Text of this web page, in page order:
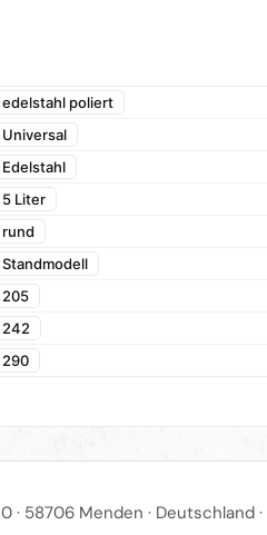
edelstahl poliert
Universal
Edelstahl
5 Liter
rund
Standmodell
205
242
290
· 58706 Menden · Deutschland ·